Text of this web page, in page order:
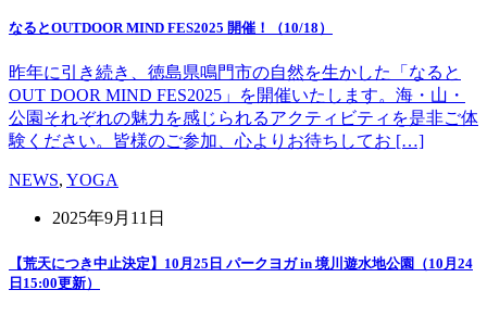
なるとOUTDOOR MIND FES2025 開催！（10/18）
昨年に引き続き、徳島県鳴門市の自然を生かした「なると
OUT DOOR MIND FES2025」を開催いたします。海・山・
公園それぞれの魅力を感じられるアクティビティを是非ご体
験ください。皆様のご参加、心よりお待ちしてお […]
NEWS, YOGA
2025年9月11日
【荒天につき中止決定】10月25日 パークヨガ in 境川遊水地公園（10月24
日15:00更新）